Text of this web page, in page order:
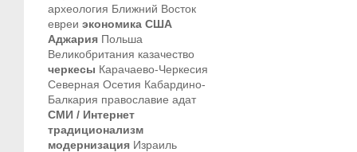
археология Ближний Восток
евреи экономика США
Аджария Польша
Великобритания казачество
черкесы Карачаево-Черкесия
Северная Осетия Кабардино-
Балкария православие адат
СМИ / Интернет
традиционализм
модернизация Израиль